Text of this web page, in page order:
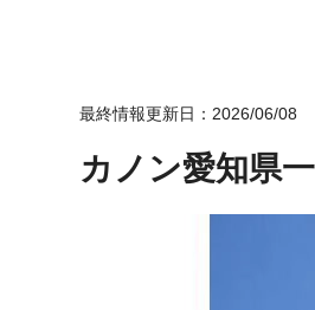
最終情報更新日：2026/06/08
カノン愛知県